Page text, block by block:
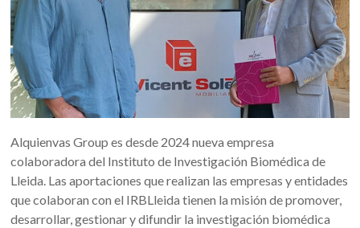
Alquienvas Group es desde 2024 nueva empresa
colaboradora del Instituto de Investigación Biomédica de
Lleida. Las aportaciones que realizan las empresas y entidades
que colaboran con el IRBLleida tienen la misión de promover,
desarrollar, gestionar y difundir la investigación biomédica